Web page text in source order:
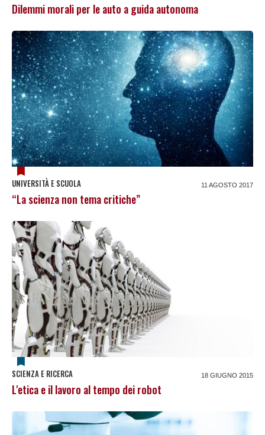
Dilemmi morali per le auto a guida autonoma
UNIVERSITÀ E SCUOLA 11 AGOSTO 2017
“La scienza non tema critiche”
SCIENZA E RICERCA 18 GIUGNO 2015
L'etica e il lavoro al tempo dei robot